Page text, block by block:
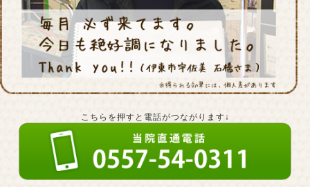
こちらを押すと電話がつながります↓